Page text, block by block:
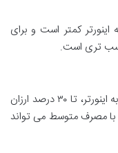
کمتر است و برای
تری است.
مدل ۱۸۰۰۰ بدون اینورتر ایوولی با کیفیت مشابه اینورتر، تا ۳۰ درصد ارزان
با مصرف متوسط می تواند